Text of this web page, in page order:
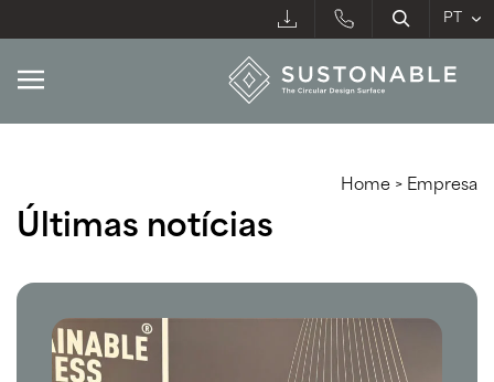
Home > Empresa
Últimas notícias